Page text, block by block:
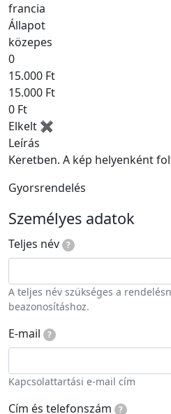
francia
Állapot
közepes
0
15.000 Ft
15.000 Ft
0 Ft
Elkelt ✖
Leírás
Keretben. A kép helyenként
Gyorsrendelés
Személyes adatok
Teljes név ?
A teljes név szükséges a
beazonosításhoz.
E-mail ?
Kapcsolattartási e-mail cím
Cím és telefonszám ?